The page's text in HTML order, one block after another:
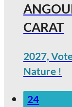
CARAT
2027,
Nature !
24